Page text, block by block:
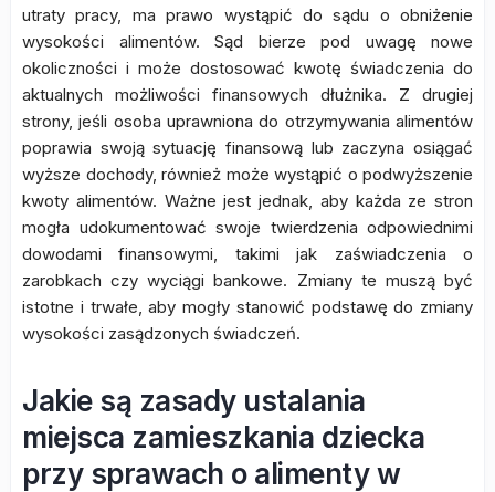
utraty pracy, ma prawo wystąpić do sądu o obniżenie
wysokości alimentów. Sąd bierze pod uwagę nowe
okoliczności i może dostosować kwotę świadczenia do
aktualnych możliwości finansowych dłużnika. Z drugiej
strony, jeśli osoba uprawniona do otrzymywania alimentów
poprawia swoją sytuację finansową lub zaczyna osiągać
wyższe dochody, również może wystąpić o podwyższenie
kwoty alimentów. Ważne jest jednak, aby każda ze stron
mogła udokumentować swoje twierdzenia odpowiednimi
dowodami finansowymi, takimi jak zaświadczenia o
zarobkach czy wyciągi bankowe. Zmiany te muszą być
istotne i trwałe, aby mogły stanowić podstawę do zmiany
wysokości zasądzonych świadczeń.
Jakie są zasady ustalania
miejsca zamieszkania dziecka
przy sprawach o alimenty w